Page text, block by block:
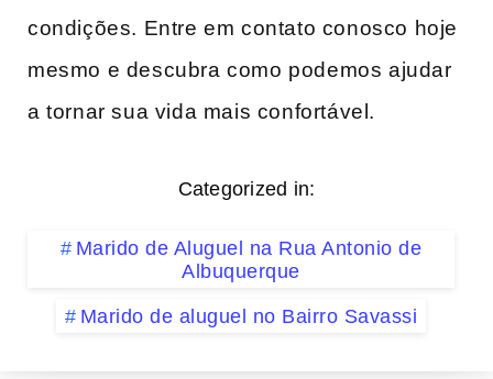
condições. Entre em contato conosco hoje
mesmo e descubra como podemos ajudar
a tornar sua vida mais confortável.
Categorized in:
Marido de Aluguel na Rua Antonio de
Albuquerque
Marido de aluguel no Bairro Savassi